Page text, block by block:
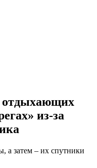
отдыхающих
из-за
а затем – их спутники